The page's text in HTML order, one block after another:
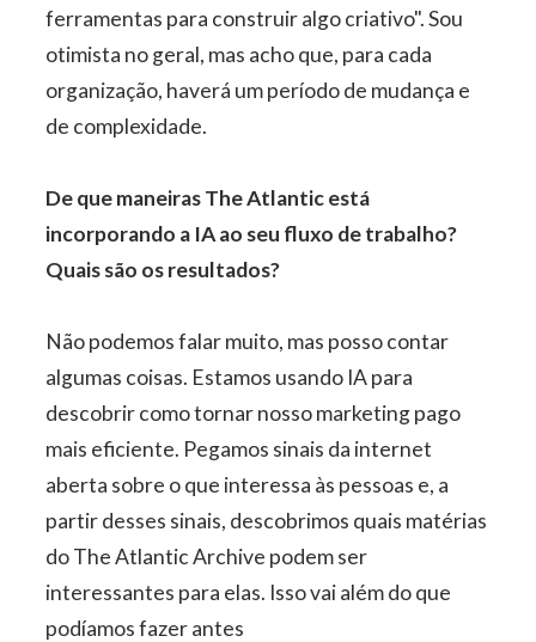
ferramentas para construir algo criativo". Sou
otimista no geral, mas acho que, para cada
organização, haverá um período de mudança e
de complexidade.
De que maneiras The Atlantic está
incorporando a IA ao seu fluxo de trabalho?
Quais são os resultados?
Não podemos falar muito, mas posso contar
algumas coisas. Estamos usando IA para
descobrir como tornar nosso marketing pago
mais eficiente. Pegamos sinais da internet
aberta sobre o que interessa às pessoas e, a
partir desses sinais, descobrimos quais matérias
do The Atlantic Archive podem ser
interessantes para elas. Isso vai além do que
podíamos fazer antes